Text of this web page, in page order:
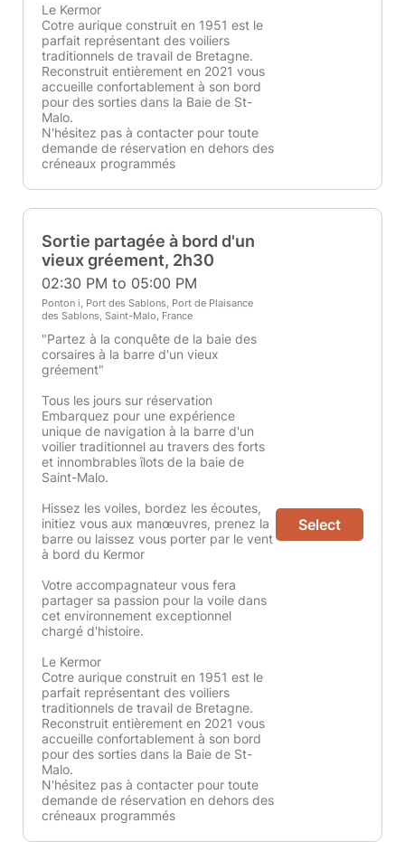
Le Kermor
Cotre aurique construit en 1951 est le
parfait représentant des voiliers
traditionnels de travail de Bretagne.
Reconstruit entièrement en 2021 vous
accueille confortablement à son bord
pour des sorties dans la Baie de St-
Malo.
N'hésitez pas à contacter pour toute
demande de réservation en dehors des
créneaux programmés
Sortie partagée à bord d'un
vieux gréement, 2h30
02:30 PM to 05:00 PM
Ponton i, Port des Sablons, Port de Plaisance
des Sablons, Saint-Malo, France
"Partez à la conquête de la baie des
corsaires à la barre d'un vieux
gréement"
Tous les jours sur réservation
Embarquez pour une expérience
unique de navigation à la barre d'un
voilier traditionnel au travers des forts
et innombrables îlots de la baie de
Saint-Malo.
Hissez les voiles, bordez les écoutes,
initiez vous aux manœuvres, prenez la
barre ou laissez vous porter par le vent
à bord du Kermor
Votre accompagnateur vous fera
partager sa passion pour la voile dans
cet environnement exceptionnel
chargé d'histoire.
Le Kermor
Cotre aurique construit en 1951 est le
parfait représentant des voiliers
traditionnels de travail de Bretagne.
Reconstruit entièrement en 2021 vous
accueille confortablement à son bord
pour des sorties dans la Baie de St-
Malo.
N'hésitez pas à contacter pour toute
demande de réservation en dehors des
créneaux programmés
Select